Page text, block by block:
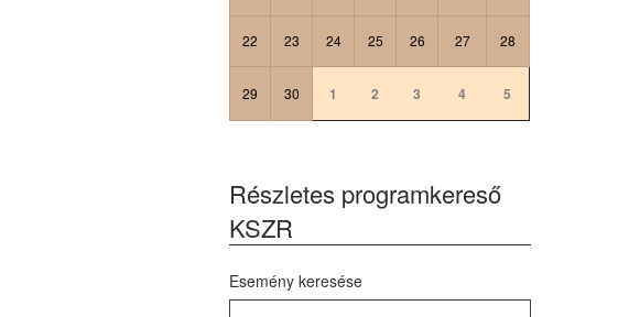
22 23 24 25 26 27 28
29 30 1 2 3 4 5
Részletes programkereső
KSZR
Esemény keresése